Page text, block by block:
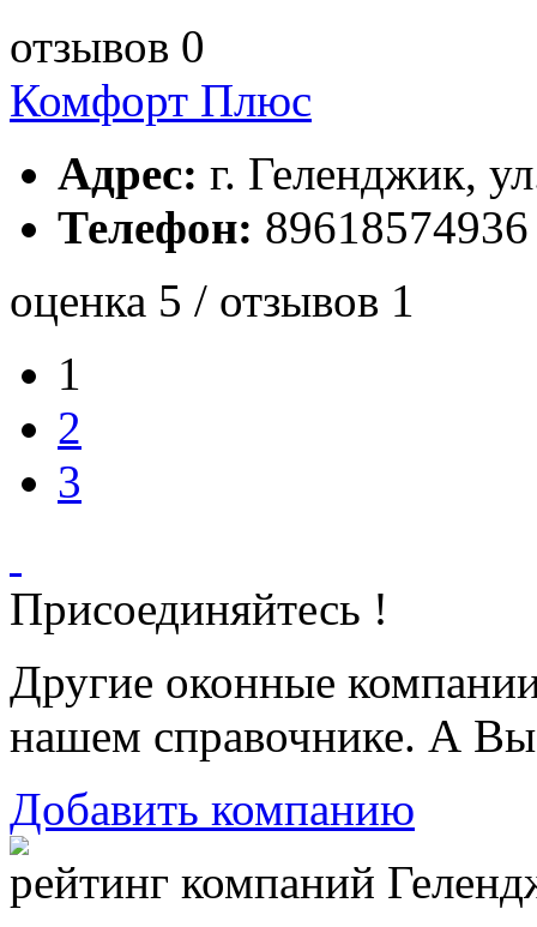
отзывов 0
Комфорт Плюс
Адрес: г. Геленджик,
Телефон: 89618574936
оценка 5 / отзывов 1
1
2
3
Присоединяйтесь !
Другие оконные
нашем справочнике. А
Добавить компанию
рейтинг компаний